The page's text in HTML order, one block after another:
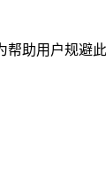
助用户规避